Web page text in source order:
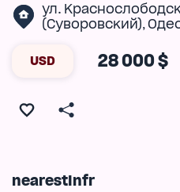
ул.
(Суворовский),
USD 28 000 $
nearestInfr